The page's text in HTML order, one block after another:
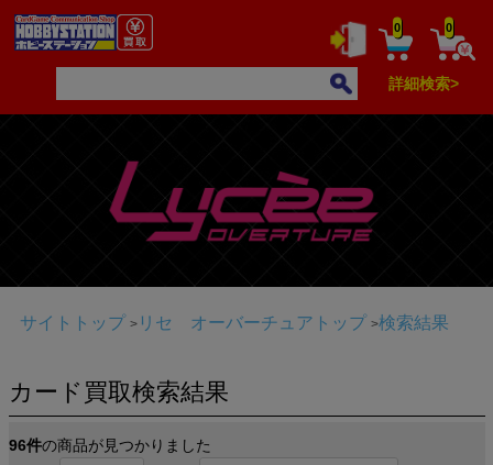
0 0
詳細検索>
サイトトップ リセ オーバーチュアトップ 検索結果
カード買取検索結果
96件の商品が見つかりました